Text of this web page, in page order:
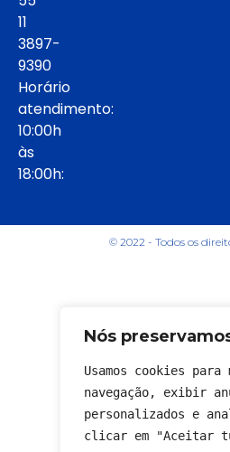
Nós
Usamos cookies
navegação, exibir
personalizados e
clicar em "Aceitar
11
3897-
9390
Horário
atendimento:
10:00h
às
18:00h:
© 2022 - Todos os